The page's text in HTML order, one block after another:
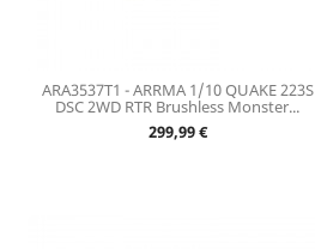
ARA3537T1 - ARRMA 1/10 QUAKE 223S
DSC 2WD RTR Brushless Monster...
Prix
299,99 €